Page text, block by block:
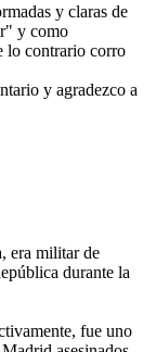
y claras de
y como
lo contrario corro
y agradezco a
era militar de
durante la
fue uno